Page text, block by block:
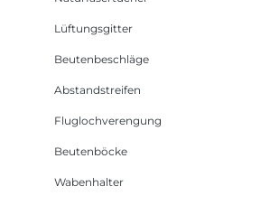
Lüftungsgitter
Beutenbeschläge
Abstandstreifen
Fluglochverengung
Beutenböcke
Wabenhalter